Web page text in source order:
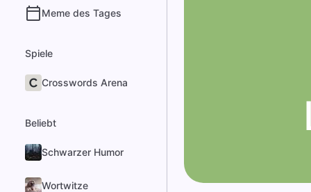
Meme des Tages
Spiele
Crosswords Arena
Beliebt
Schwarzer Humor
Wortwitze